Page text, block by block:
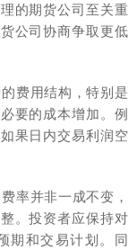
的期货公司至关重
公司协商争取更低
费用结构，特别是
要的成本增加。例
果日内交易利润空
率并非一成不变，
。投资者应保持对
期和交易计划。同